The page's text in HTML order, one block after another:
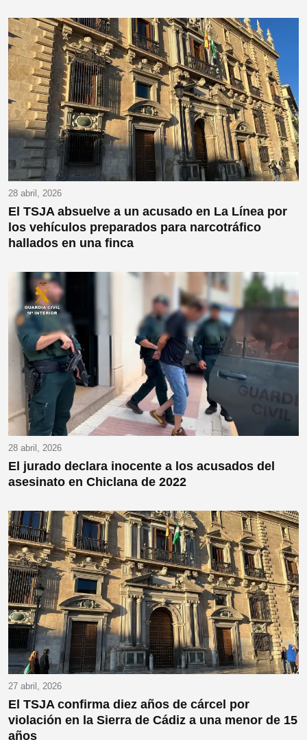
28 abril, 2026
El TSJA absuelve a un acusado en La Línea por
los vehículos preparados para narcotráfico
hallados en una finca
28 abril, 2026
El jurado declara inocente a los acusados del
asesinato en Chiclana de 2022
27 abril, 2026
El TSJA confirma diez años de cárcel por
violación en la Sierra de Cádiz a una menor de 15
años